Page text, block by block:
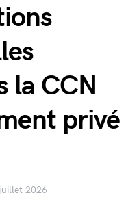
la CCN
privé
2026